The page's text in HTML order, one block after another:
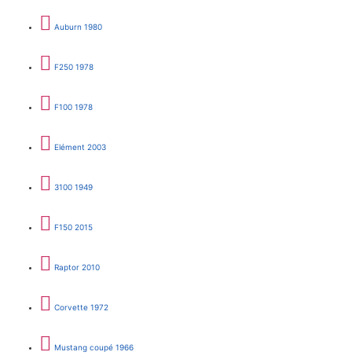
Auburn 1980
F250 1978
F100 1978
Elément 2003
3100 1949
F150 2015
Raptor 2010
Corvette 1972
Mustang coupé 1966